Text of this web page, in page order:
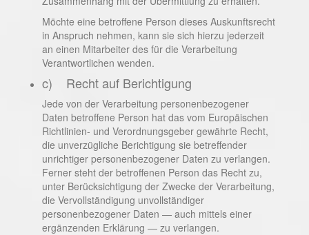
Möchte eine betroffene Person dieses Auskunftsrecht
in Anspruch nehmen, kann sie sich hierzu jederzeit
an einen Mitarbeiter des für die Verarbeitung
Verantwortlichen wenden.
c) Recht auf Berichtigung
Jede von der Verarbeitung personenbezogener
Daten betroffene Person hat das vom Europäischen
Richtlinien- und Verordnungsgeber gewährte Recht,
die unverzügliche Berichtigung sie betreffender
unrichtiger personenbezogener Daten zu verlangen.
Ferner steht der betroffenen Person das Recht zu,
unter Berücksichtigung der Zwecke der Verarbeitung,
die Vervollständigung unvollständiger
personenbezogener Daten — auch mittels einer
ergänzenden Erklärung — zu verlangen.